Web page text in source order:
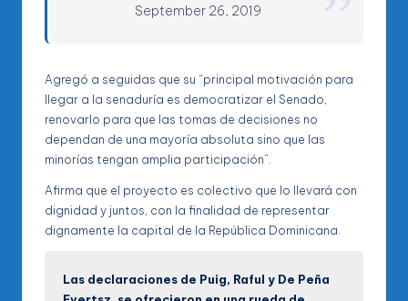
September 26, 2019
Agregó a seguidas que su “principal motivación para
llegar a la senaduría es democratizar el Senado,
renovarlo para que las tomas de decisiones no
dependan de una mayoría absoluta sino que las
minorías tengan amplia participación”.
Afirma que el proyecto es colectivo que lo llevará con
dignidad y juntos, con la finalidad de representar
dignamente la capital de la República Dominicana.
Las declaraciones de Puig, Raful y De Peña